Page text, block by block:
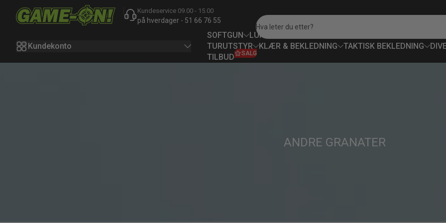
Hopp til innhold Kundeservice 09.00 - 15.00
på hverdager - 51 66 76 55
Hva leter du etter?
Kundekonto
SOFTGUN LUFTVÅPEN
TURUTSTYR
KLÆR & BEKLEDNING TAKTISK BEKLEDNING
TILBUD SALG
ANDRE GRANATER